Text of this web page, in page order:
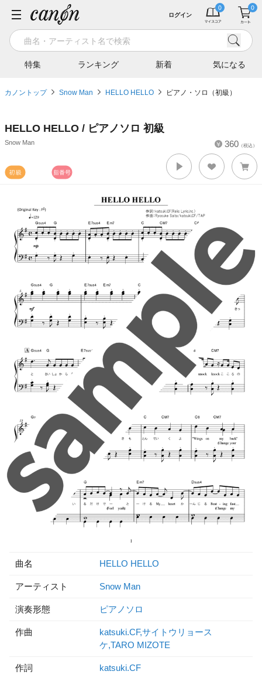
特集 ランキング 新着 気になる
ログイン
カノントップ Snow Man HELLO HELLO ピアノ・ソロ（初級）
HELLO HELLO / ピアノソロ 初級
Snow Man 360 （税込）
曲名 HELLO HELLO
アーティスト Snow Man
演奏形態 ピアノソロ
作曲
katsuki.CF,サイトウリョース
ケ,TARO MIZOTE
作詞 katsuki.CF